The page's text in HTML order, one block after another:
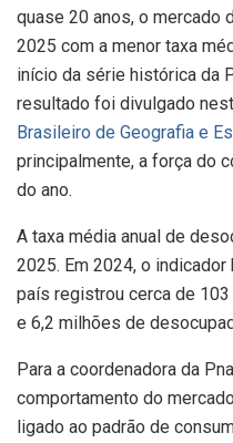
quase 20 anos, o mercado
2025 com a menor taxa
início da série histórica da
resultado foi divulgado
Brasileiro de Geografia e
principalmente, a força do
do ano.
A taxa média anual de
2025. Em 2024, o
país registrou cerca de
e 6,2 milhões de
Para a coordenadora da
comportamento do
ligado ao padrão de